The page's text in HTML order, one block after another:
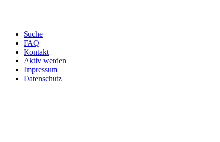
Suche
FAQ
Kontakt
Aktiv werden
Impressum
Datenschutz